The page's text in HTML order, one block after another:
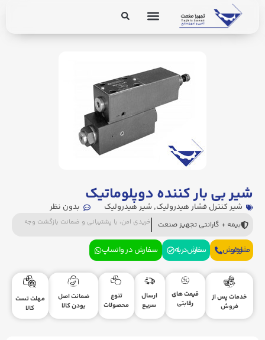
شیر بی بار کننده دوپلوماتیک
شیر کنترل فشار هیدرولیک, شیر هیدرولیک بدون نظر
بیمه + گارانتی تجهیز صنعت خریدی امن، با پشتیبانی و ضمانت بازگشت وجه
مشاوره فروش سفارش در بله سفارش در واتساپ
خدمات پس از
فروش
قیمت های
رقابتی
ارسال
سریع
تنوع
محصولات
ضمانت اصل
بودن کالا
مهلت تست
کالا